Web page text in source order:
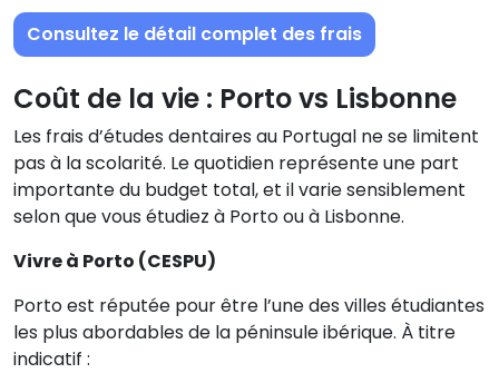
Consultez le détail complet des frais
Coût de la vie : Porto vs Lisbonne
Les frais d’études dentaires au Portugal ne se limitent
pas à la scolarité. Le quotidien représente une part
importante du budget total, et il varie sensiblement
selon que vous étudiez à Porto ou à Lisbonne.
Vivre à Porto (CESPU)
Porto est réputée pour être l’une des villes étudiantes
les plus abordables de la péninsule ibérique. À titre
indicatif :